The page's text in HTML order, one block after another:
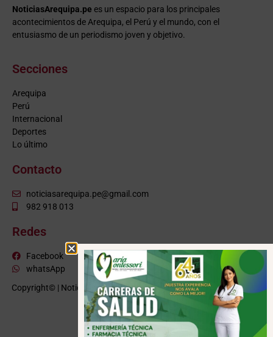
NoticiasArequipa.pe es un espacio para los principales
acontecimientos de Arequipa, el Perú y el mundo, con el
entusiasmo de un periodismo joven y objetivo.
Secciones
Arequipa
Perú
Internacional
Deportes
Lo último
Contacto
noticiasarequipa.pe@gmail.com
982 918 013
Redes
Facebook
whatsApp
Copyright© | NoticiasArequipa.pe | Grupo HBA Noticias| Todos los
derechos reservados
VISITE TAMBIÉN